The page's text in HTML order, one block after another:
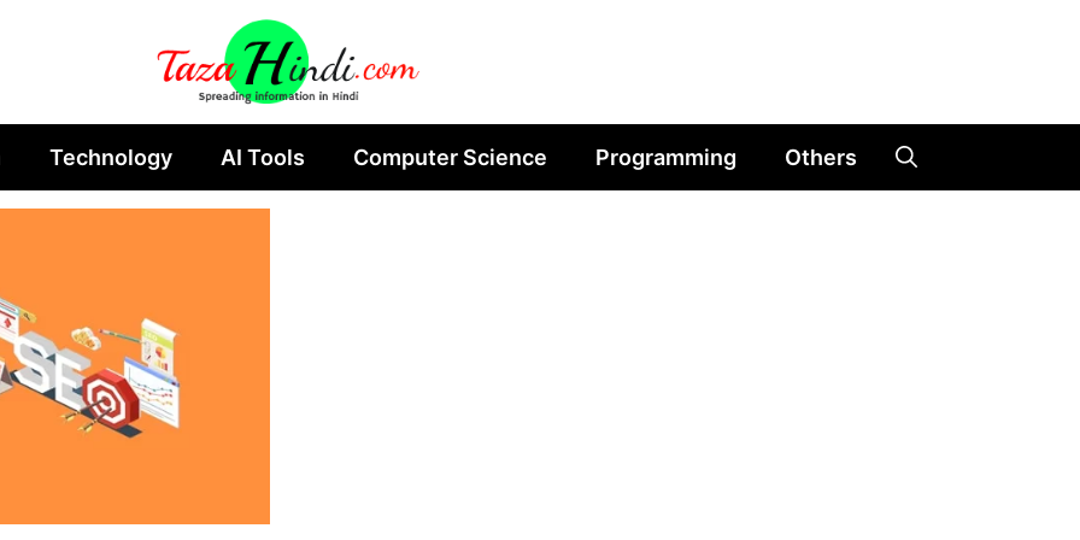
Technology AI Tools Computer Science Programming Others